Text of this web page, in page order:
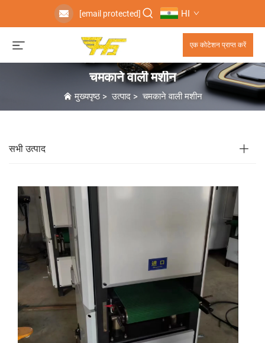
[email protected] HI
एक कोटेशन प्राप्त करें
चमकाने वाली मशीन
मुख्यपृष्ठ> उत्पाद> चमकाने वाली मशीन
सभी उत्पाद